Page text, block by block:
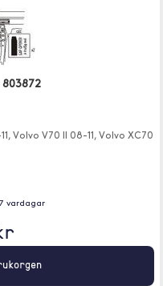
Volvo V70 II 08-11, Volvo XC70
vardagar